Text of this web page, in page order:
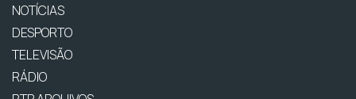
NOTÍCIAS
DESPORTO
TELEVISÃO
RÁDIO